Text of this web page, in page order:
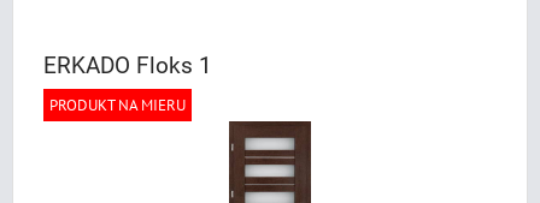
ERKADO Floks 1
PRODUKT NA MIERU